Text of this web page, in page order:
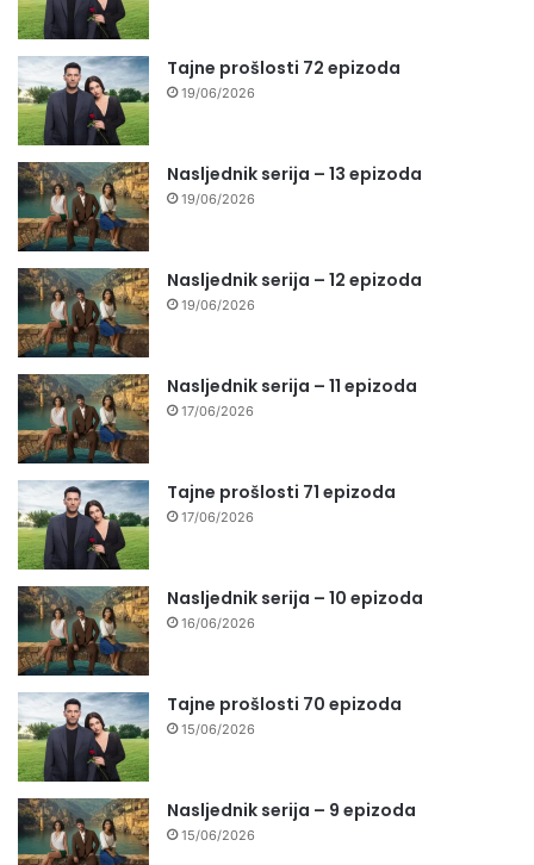
Tajne prošlosti 72 epizoda
19/06/2026
Nasljednik serija – 13 epizoda
19/06/2026
Nasljednik serija – 12 epizoda
19/06/2026
Nasljednik serija – 11 epizoda
17/06/2026
Tajne prošlosti 71 epizoda
17/06/2026
Nasljednik serija – 10 epizoda
16/06/2026
Tajne prošlosti 70 epizoda
15/06/2026
Nasljednik serija – 9 epizoda
15/06/2026